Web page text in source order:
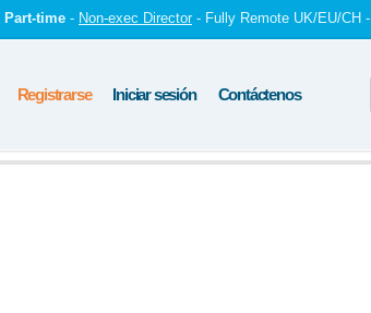
Part-time - Non-exec Director - Fully Remote UK/EU/CH -
Registrarse Iniciar sesión Contáctenos